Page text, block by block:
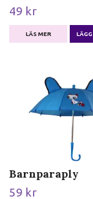
49 kr
LÄS MER
Barnparaply
59 kr